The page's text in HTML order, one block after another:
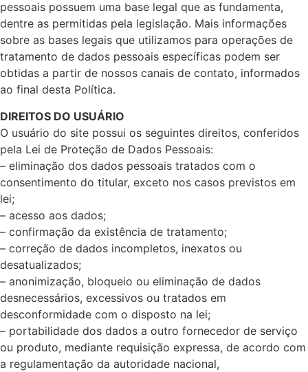
pessoais possuem uma base legal que as fundamenta,
dentre as permitidas pela legislação. Mais informações
sobre as bases legais que utilizamos para operações de
tratamento de dados pessoais específicas podem ser
obtidas a partir de nossos canais de contato, informados
ao final desta Política.
DIREITOS DO USUÁRIO
O usuário do site possui os seguintes direitos, conferidos
pela Lei de Proteção de Dados Pessoais:
– eliminação dos dados pessoais tratados com o
consentimento do titular, exceto nos casos previstos em
lei;
– acesso aos dados;
– confirmação da existência de tratamento;
– correção de dados incompletos, inexatos ou
desatualizados;
– anonimização, bloqueio ou eliminação de dados
desnecessários, excessivos ou tratados em
desconformidade com o disposto na lei;
– portabilidade dos dados a outro fornecedor de serviço
ou produto, mediante requisição expressa, de acordo com
a regulamentação da autoridade nacional,